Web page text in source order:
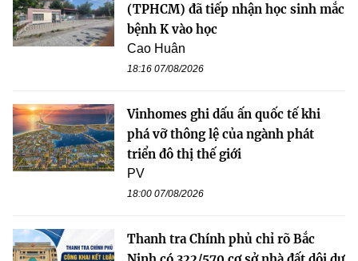
(TPHCM) đã tiếp nhận học sinh mắc
bệnh K vào học
Cao Huân
18:16 07/08/2026
Vinhomes ghi dấu ấn quốc tế khi
phá vỡ thông lệ của ngành phát
triển đô thị thế giới
PV
18:00 07/08/2026
Thanh tra Chính phủ chỉ rõ Bắc